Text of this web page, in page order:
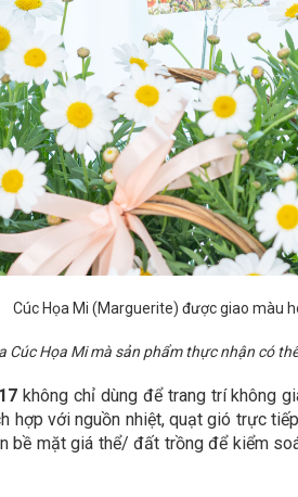
Cúc Họa Mi (Marguerite) được giao màu
Họa Mi mà sản phẩm thực nhận có
không chỉ dùng để trang trí không
hợp với nguồn nhiệt, quạt gió trực
bề mặt giá thể/ đất trồng để kiểm